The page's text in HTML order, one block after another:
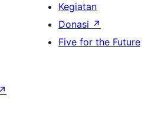
Kegiatan
Donasi ↗
Five for the Future
↗